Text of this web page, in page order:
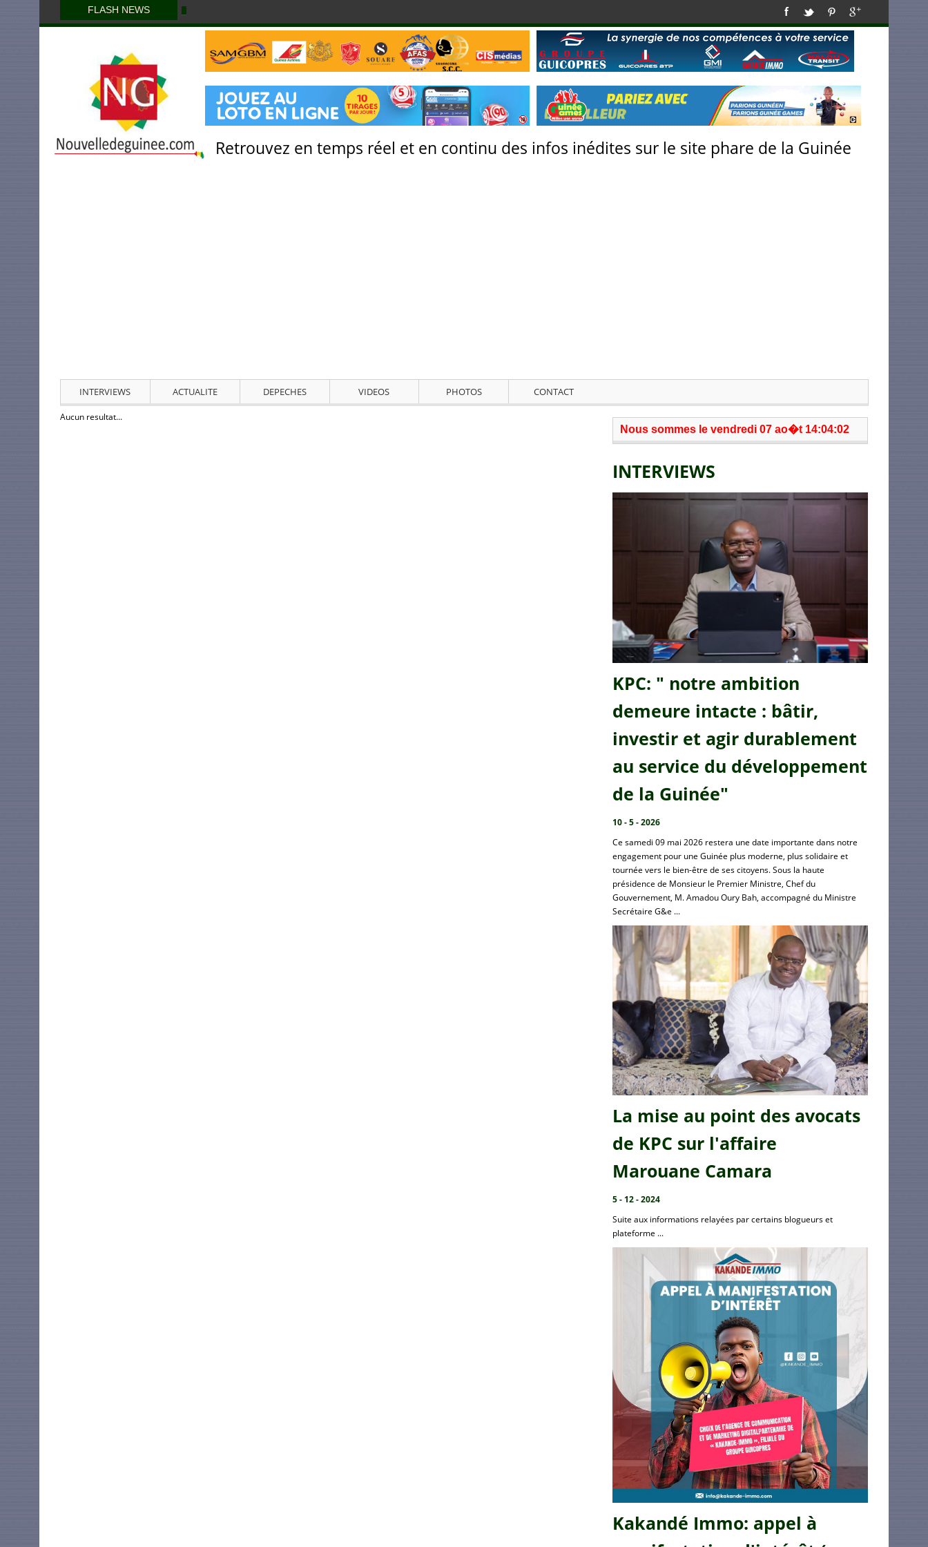
FLASH NEWS
Retrouvez en temps réel et en continu des infos inédites sur le site phare de la Guinée
INTERVIEWS ACTUALITE DEPECHES VIDEOS PHOTOS CONTACT
Aucun resultat...
Nous sommes le vendredi 07 ao�t 14:04:02
INTERVIEWS
KPC: " notre ambition
demeure intacte : bâtir,
investir et agir durablement
au service du développement
de la Guinée"
10 - 5 - 2026
Ce samedi 09 mai 2026 restera une date importante dans notre
engagement pour une Guinée plus moderne, plus solidaire et
tournée vers le bien-être de ses citoyens. Sous la haute
présidence de Monsieur le Premier Ministre, Chef du
Gouvernement, M. Amadou Oury Bah, accompagné du Ministre
Secrétaire G&e ...
La mise au point des avocats
de KPC sur l'affaire
Marouane Camara
5 - 12 - 2024
Suite aux informations relayées par certains blogueurs et
plateforme ...
Kakandé Immo: appel à